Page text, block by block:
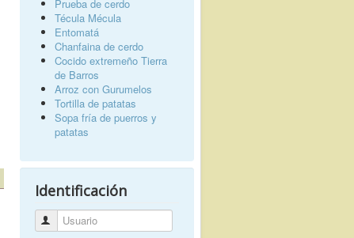
Prueba de cerdo
Técula Mécula
Entomatá
Chanfaina de cerdo
Cocido extremeño Tierra
de Barros
Arroz con Gurumelos
Tortilla de patatas
Sopa fría de puerros y
patatas
Identificación
Usuario